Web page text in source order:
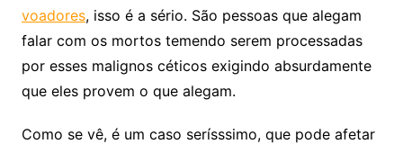
voadores, isso é a sério. São pessoas que alegam
falar com os mortos temendo serem processadas
por esses malignos céticos exigindo absurdamente
que eles provem o que alegam.
Como se vê, é um caso serísssimo, que pode afetar